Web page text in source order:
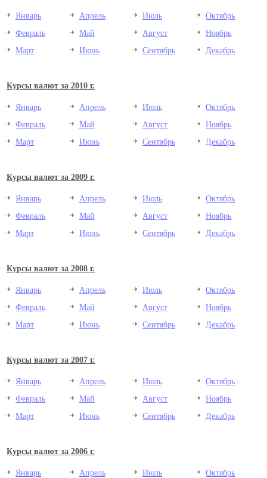
Январь
Февраль
Март
Апрель
Май
Июнь
Июль
Август
Сентябрь
Октябрь
Ноябрь
Декабрь
Курсы валют за 2010 г.
Январь
Февраль
Март
Апрель
Май
Июнь
Июль
Август
Сентябрь
Октябрь
Ноябрь
Декабрь
Курсы валют за 2009 г.
Январь
Февраль
Март
Апрель
Май
Июнь
Июль
Август
Сентябрь
Октябрь
Ноябрь
Декабрь
Курсы валют за 2008 г.
Январь
Февраль
Март
Апрель
Май
Июнь
Июль
Август
Сентябрь
Октябрь
Ноябрь
Декабрь
Курсы валют за 2007 г.
Январь
Февраль
Март
Апрель
Май
Июнь
Июль
Август
Сентябрь
Октябрь
Ноябрь
Декабрь
Курсы валют за 2006 г.
Январь
Апрель
Июль
Октябрь